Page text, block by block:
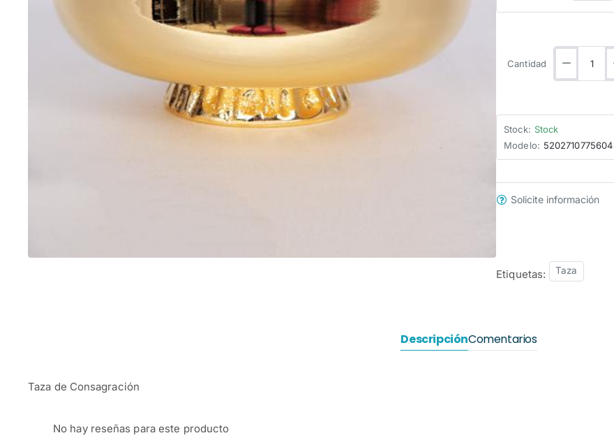
Stock: Stock
Modelo: 5202710775604
Cantidad
Solicite información
Etiquetas: Taza
DescripciónComentarios
Taza de Consagración
No hay reseñas para este producto